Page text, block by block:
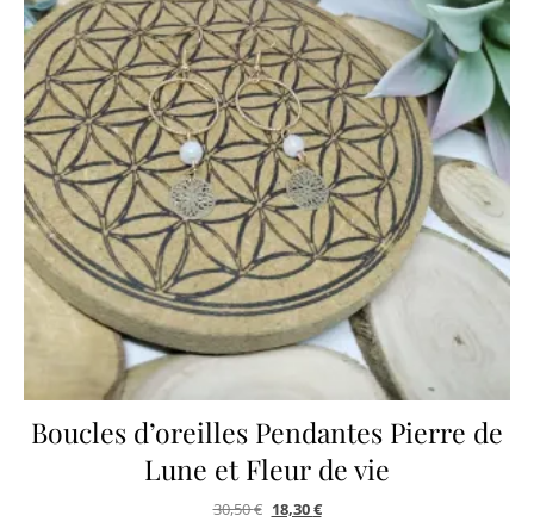
Boucles d’oreilles Pendantes Pierre de
Lune et Fleur de vie
30,50€ Le prix initial était : 30,50 €.
18,30€Le prix actuel est : 18,30 €.